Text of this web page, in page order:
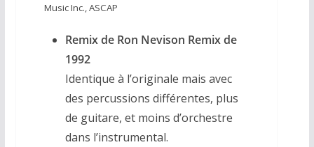
Music Inc., ASCAP
Remix de Ron Nevison Remix de
1992
Identique à l’originale mais avec
des percussions différentes, plus
de guitare, et moins d’orchestre
dans l’instrumental.